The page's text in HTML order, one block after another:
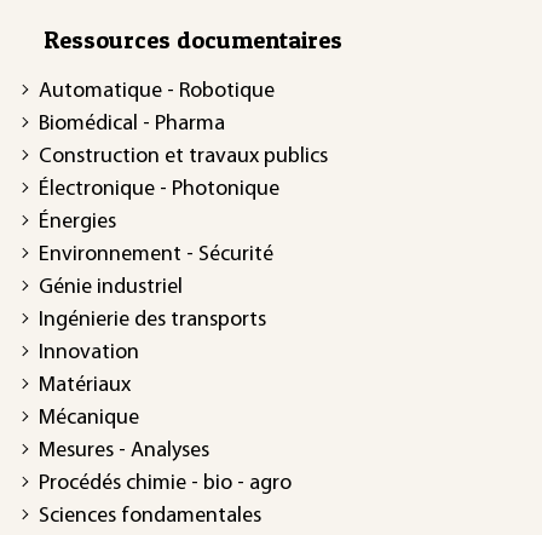
Ressources documentaires
Automatique - Robotique
Biomédical - Pharma
Construction et travaux publics
Électronique - Photonique
Énergies
Environnement - Sécurité
Génie industriel
Ingénierie des transports
Innovation
Matériaux
Mécanique
Mesures - Analyses
Procédés chimie - bio - agro
Sciences fondamentales